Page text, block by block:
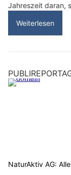
Jahreszeit daran,
Weiterlesen
NaturAktiv AG: